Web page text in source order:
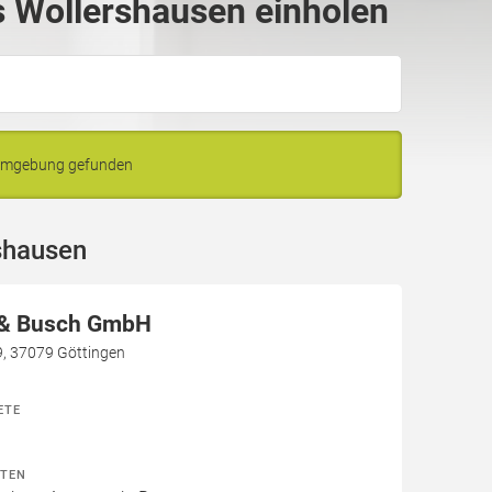
einholen
gefunden
Busch GmbH
37079 Göttingen